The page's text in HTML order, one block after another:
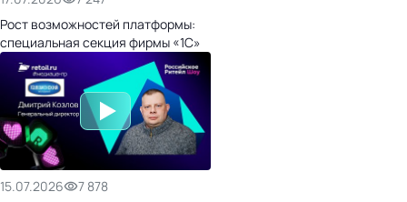
Рост возможностей платформы:
специальная секция фирмы «1С»
15.07.2026
7 878